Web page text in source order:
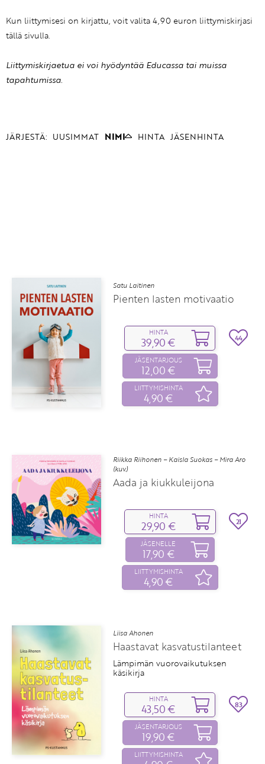
Kun liittymisesi on kirjattu, voit valita 4,90 euron liittymiskirjasi
tällä sivulla.
Liittymiskirjaetua ei voi hyödyntää Educassa tai muissa
tapahtumissa.
JÄRJESTÄ: UUSIMMAT NIMI HINTA JÄSENHINTA
Satu Laitinen
Pienten lasten motivaatio
HINTA
39,90 €
JÄSENTARJOUS
12,00 €
LIITTYMISHINTA
4,90 €
44
Riikka Riihonen – Kaisla Suokas – Mira Aro
(kuv.)
Aada ja kiukkuleijona
HINTA
29,90 €
JÄSENELLE
17,90 €
LIITTYMISHINTA
4,90 €
21
Liisa Ahonen
Haastavat kasvatustilanteet
Lämpimän vuorovaikutuksen
käsikirja
HINTA
43,50 €
JÄSENTARJOUS
19,90 €
LIITTYMISHINTA
83